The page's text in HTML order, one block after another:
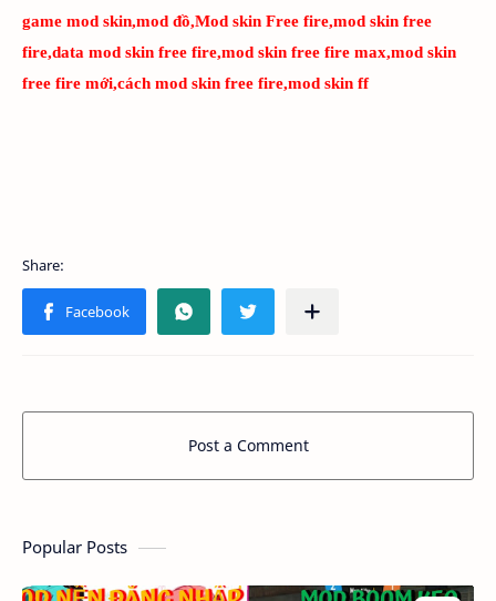
game mod skin,mod đồ,Mod skin Free fire,mod skin free
fire,data mod skin free fire,mod skin free fire max,mod skin
free fire mới,cách mod skin free fire,mod skin ff
Post a Comment
Popular Posts